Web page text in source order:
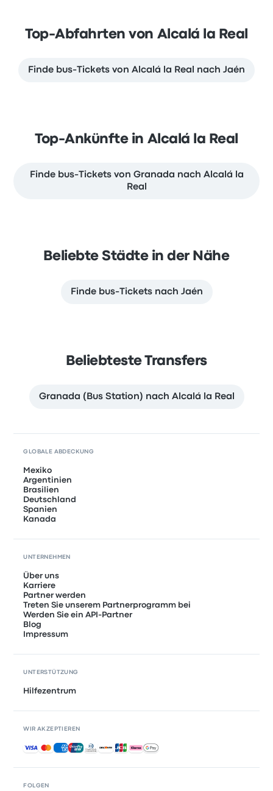
Top-Abfahrten von Alcalá la Real
Finde bus-Tickets von Alcalá la Real nach Jaén
Top-Ankünfte in Alcalá la Real
Finde bus-Tickets von Granada nach Alcalá la
Real
Beliebte Städte in der Nähe
Finde bus-Tickets nach Jaén
Beliebteste Transfers
Granada (Bus Station) nach Alcalá la Real
FOLGEN
GLOBALE ABDECKUNG
Mexiko
Argentinien
Brasilien
Deutschland
Spanien
Kanada
UNTERNEHMEN
Über uns
Karriere
Partner werden
Treten Sie unserem Partnerprogramm bei
Werden Sie ein API-Partner
Blog
Impressum
UNTERSTÜTZUNG
Hilfezentrum
WIR AKZEPTIEREN
Akzeptierte Zahlungsmethoden